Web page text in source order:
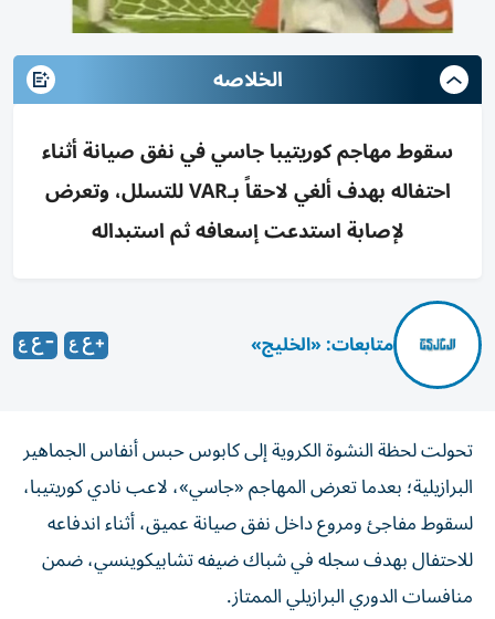
الخلاصه
سقوط مهاجم كوريتيبا جاسي في نفق صيانة أثناء
احتفاله بهدف ألغي لاحقاً بـVAR للتسلل، وتعرض
لإصابة استدعت إسعافه ثم استبداله
متابعات: «الخليج»
تحولت لحظة النشوة الكروية إلى كابوس حبس أنفاس الجماهير
البرازيلية؛ بعدما تعرض المهاجم «جاسي»، لاعب نادي كوريتيبا،
لسقوط مفاجئ ومروع داخل نفق صيانة عميق، أثناء اندفاعه
للاحتفال بهدف سجله في شباك ضيفه تشابيكوينسي، ضمن
منافسات الدوري البرازيلي الممتاز.